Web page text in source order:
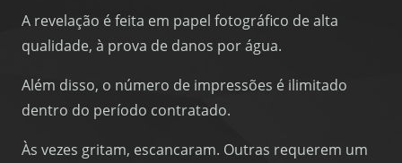
A revelação é feita em papel fotográfico de alta
qualidade, à prova de danos por água.
Além disso, o número de impressões é ilimitado
dentro do período contratado.
Às vezes gritam, escancaram. Outras requerem um